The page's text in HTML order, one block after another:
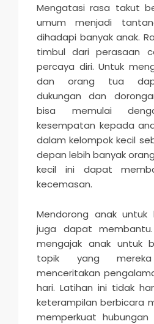
Mengatasi rasa takut
umum menjadi
dihadapi banyak anak.
timbul dari perasaan
percaya diri. Untuk
dan orang tua
dukungan dan
bisa memulai
kesempatan kepada
dalam kelompok kecil
depan lebih banyak
kecil ini dapat
kecemasan.
Mendorong anak
juga dapat
mengajak anak untuk
topik yang
menceritakan
hari. Latihan ini tidak
keterampilan berbicara
memperkuat